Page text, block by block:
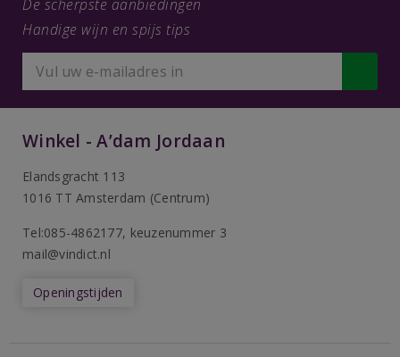
De scherpste aanbiedingen
Handige wijn en spijs tips
Winkel - A’dam Jordaan
Elandsgracht 113
1016 TT Amsterdam (Centrum)
Tel:085-4862177, keuzenummer 3
mail@vindict.nl
Openingstijden